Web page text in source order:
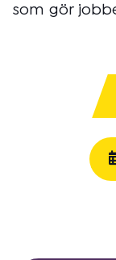
som gör